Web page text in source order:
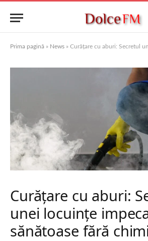
Prima pagină » News » Curățare cu aburi: Secretul unei locuințe
Curățare cu aburi:
unei locuințe
sănătoase fără